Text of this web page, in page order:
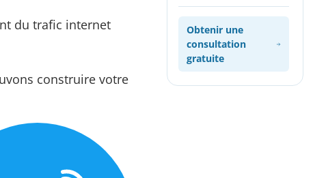
du trafic internet
construire votre
Obtenir une
consultation
gratuite